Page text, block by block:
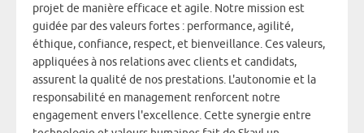
projet de manière efficace et agile. Notre mission est
guidée par des valeurs fortes : performance, agilité,
éthique, confiance, respect, et bienveillance. Ces valeurs,
appliquées à nos relations avec clients et candidats,
assurent la qualité de nos prestations. L'autonomie et la
responsabilité en management renforcent notre
engagement envers l'excellence. Cette synergie entre